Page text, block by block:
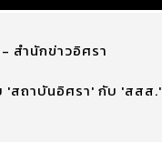
- สำนักข่าวอิศรา
'สถาบันอิศรา' กับ 'สสส.'